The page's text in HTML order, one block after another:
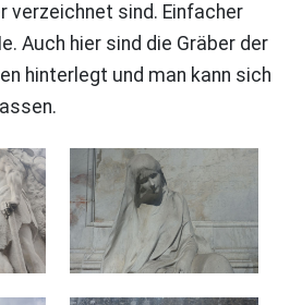
verzeichnet sind. Einfacher
Auch hier sind die Gräber der
hinterlegt und man kann sich